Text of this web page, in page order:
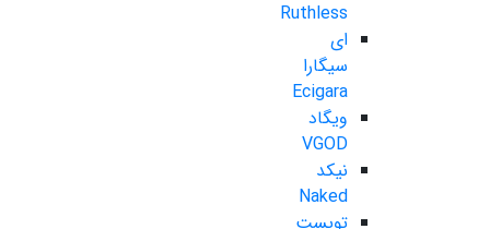
Ruthless
ای
سیگارا
Ecigara
ویگاد
VGOD
نیکد
Naked
تویست